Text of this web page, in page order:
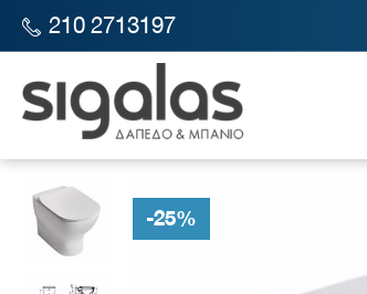
210 2713197
SIGALAS STORE ΜΠΑΝΙΟ
-25%